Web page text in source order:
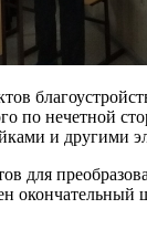
по нечетной
и другими
для